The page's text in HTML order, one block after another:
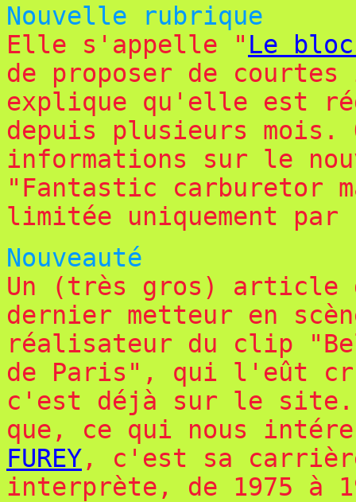
Nouvelle rubrique
Elle s'appelle " Le
de proposer de
explique qu'elle est
depuis plusieurs mois.
informations sur le
"Fantastic carburetor
limitée uniquement par
Nouveauté
Un (très gros) article
dernier metteur en
réalisateur du clip
de Paris", qui l'eût
c'est déjà sur le site.
que, ce qui nous
FUREY, c'est sa
interprète, de 1975 à